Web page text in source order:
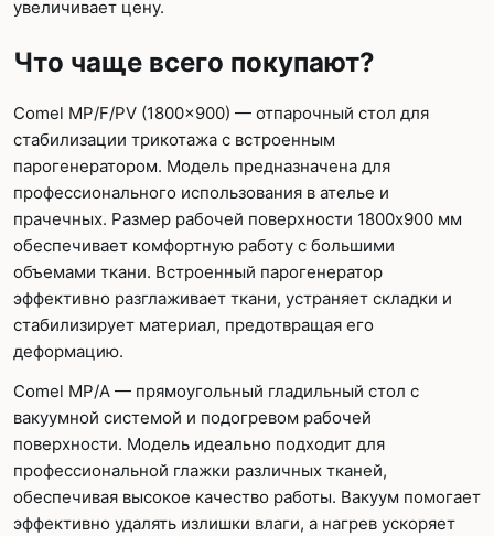
увеличивает цену.
Что чаще всего покупают?
Comel MP/F/PV (1800x900) — отпарочный стол для
стабилизации трикотажа с встроенным
парогенератором. Модель предназначена для
профессионального использования в ателье и
прачечных. Размер рабочей поверхности 1800x900 мм
обеспечивает комфортную работу с большими
объемами ткани. Встроенный парогенератор
эффективно разглаживает ткани, устраняет складки и
стабилизирует материал, предотвращая его
деформацию.
Comel MP/A — прямоугольный гладильный стол с
вакуумной системой и подогревом рабочей
поверхности. Модель идеально подходит для
профессиональной глажки различных тканей,
обеспечивая высокое качество работы. Вакуум помогает
эффективно удалять излишки влаги, а нагрев ускоряет